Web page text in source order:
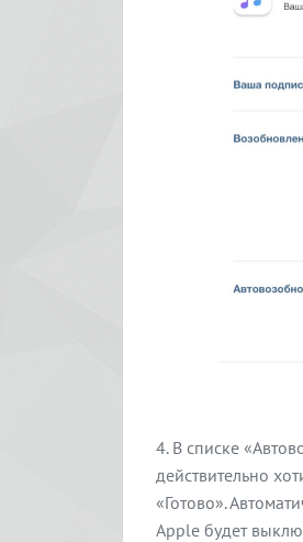
В списке
действительно
«Готово».
Apple будет